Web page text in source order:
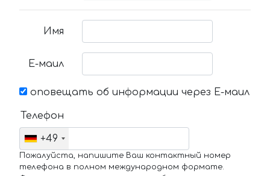
Имя
Е-маил
оповещать об информации через Е-маил
Телефон
+49
Пожалуйста, напишите Ваш контактный номер
телефона в полном международном формате.